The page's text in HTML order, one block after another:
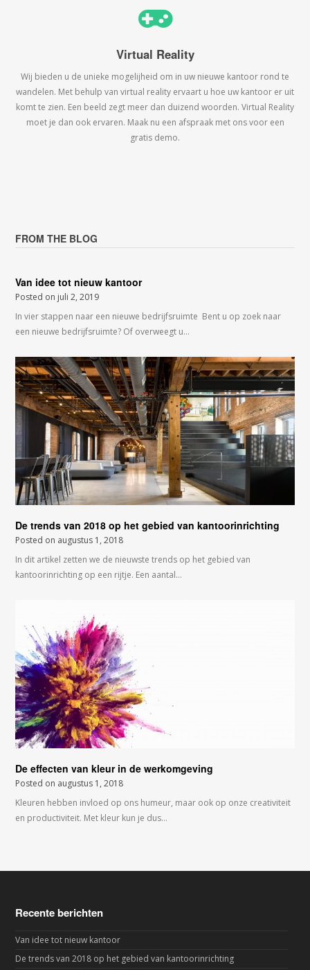
Virtual Reality
Wij bieden u de unieke mogelijheid om in uw nieuwe kantoor rond te
wandelen. Met behulp van virtual reality ervaart u hoe uw kantoor er uit
komt te zien. Een beeld zegt meer dan duizend woorden. Virtual Reality
moet je dan ook ervaren. Maak nu een afspraak met ons voor een
gratis demo.
FROM THE BLOG
Van idee tot nieuw kantoor
Posted on juli 2, 2019
In vier stappen naar een nieuwe bedrijfsruimte Bent u op zoek naar
een nieuwe bedrijfsruimte? Of overweegt u…
De trends van 2018 op het gebied van kantoorinrichting
Posted on augustus 1, 2018
In dit artikel zetten we de nieuwste trends op het gebied van
kantoorinrichting op een rijtje. Een aantal…
De effecten van kleur in de werkomgeving
Posted on augustus 1, 2018
Kleuren hebben invloed op ons humeur, maar ook op onze creativiteit
en productiviteit. Met kleur kun je dus…
Recente berichten
Van idee tot nieuw kantoor
De trends van 2018 op het gebied van kantoorinrichting